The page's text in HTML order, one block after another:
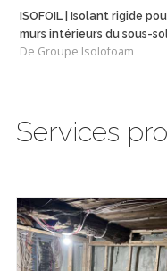
ISOFOIL | Isolant rigide
murs intérieurs du sous-
De Groupe Isolofoam
Services